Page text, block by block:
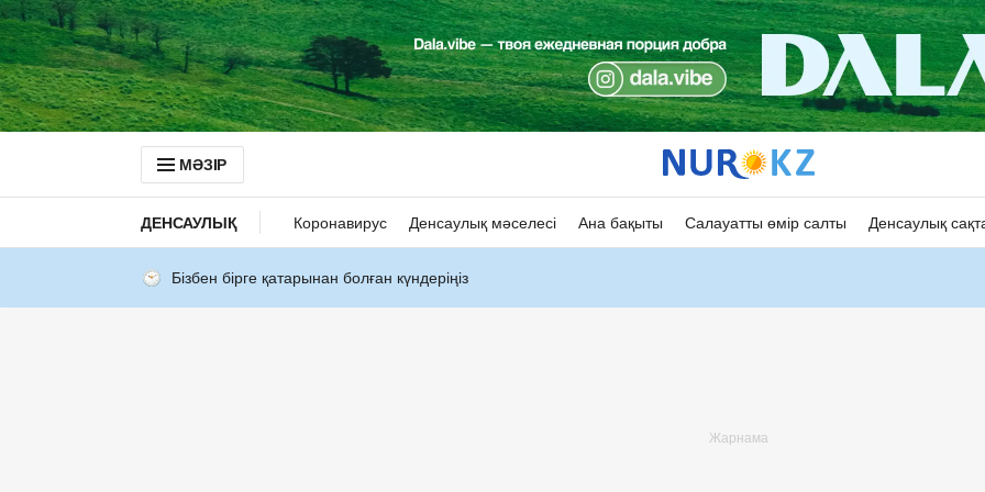
МӘЗІР
ДЕНСАУЛЫҚ Коронавирус Денсаулық мәселесі Ана бақыты Салауатты өмір салты Денсаулық
Бізбен бірге қатарынан болған күндеріңіз